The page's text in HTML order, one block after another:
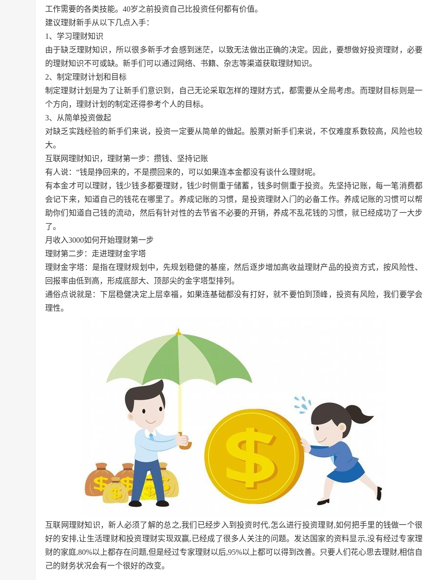
工作需要的各类技能。40岁之前投资自己比投资任何都有价值。
建议理财新手从以下几点入手：
1、学习理财知识
由于缺乏理财知识，所以很多新手才会感到迷茫，以致无法做出正确的决定。因此，要想做好投资理财，必要
的理财知识不可或缺。新手们可以通过网络、书籍、杂志等渠道获取理财知识。
2、制定理财计划和目标
制定理财计划是为了让新手们意识到，自己无论采取怎样的理财方式，都需要从全局考虑。而理财目标则是一
个方向，理财计划的制定还得参考个人的目标。
3、从简单投资做起
对缺乏实践经验的新手们来说，投资一定要从简单的做起。股票对新手们来说，不仅难度系数较高，风险也较
大。
互联网理财知识，理财第一步：攒钱、坚持记账
有人说：“钱是挣回来的，不是攒回来的，可以如果连本金都没有谈什么理财呢。
有本金才可以理财，钱少钱多都要理财，钱少时侧重于储蓄，钱多时侧重于投资。先坚持记账，每一笔消费都
会记下来，知道自己的钱花在哪里了。养成记账的习惯，是投资理财入门的必备工作。养成记账的习惯可以帮
助你们知道自己钱的流动，然后有针对性的去节省不必要的开销，养成不乱花钱的习惯，就已经成功了一大步
了。
月收入3000如何开始理财第一步
理财第二步：走进理财金字塔
理财金字塔：是指在理财规划中，先规划稳健的基座，然后逐步增加高收益理财产品的投资方式，按风险性、
回报率由低到高，形成底部大、顶部尖的金字塔型排列。
通俗点说就是：下层稳健决定上层幸福，如果连基础都没有打好，就不要怕到顶峰，投资有风险，我们要学会
理性。
互联网理财知识，新人必须了解的总之,我们已经步入到投资时代,怎么进行投资理财,如何把手里的钱做一个很
好的安排,让生活理财和投资理财实现双赢,已经成了很多人关注的问题。发达国家的资料显示,没有经过专家理
财的家庭,80%以上都存在问题,但是经过专家理财以后,95%以上都可以得到改善。只要人们花心思去理财,相信自
己的财务状况会有一个很好的改变。